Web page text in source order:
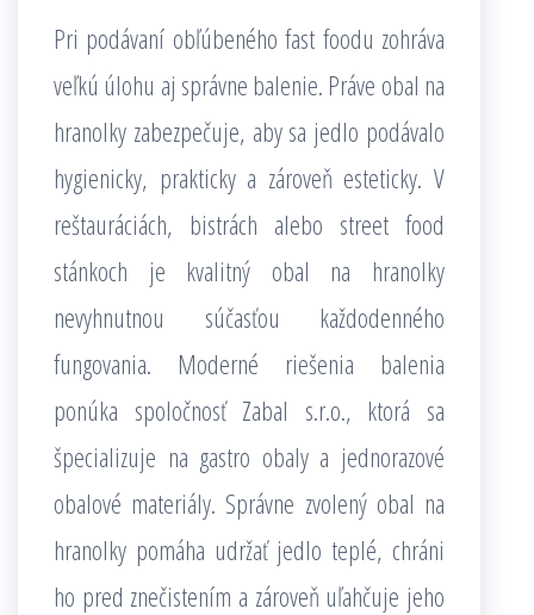
Pri podávaní obľúbeného fast foodu zohráva
veľkú úlohu aj správne balenie. Práve obal na
hranolky zabezpečuje, aby sa jedlo podávalo
hygienicky, prakticky a zároveň esteticky. V
reštauráciách, bistrách alebo street food
stánkoch je kvalitný obal na hranolky
nevyhnutnou súčasťou každodenného
fungovania. Moderné riešenia balenia
ponúka spoločnosť Zabal s.r.o., ktorá sa
špecializuje na gastro obaly a jednorazové
obalové materiály. Správne zvolený obal na
hranolky pomáha udržať jedlo teplé, chráni
ho pred znečistením a zároveň uľahčuje jeho